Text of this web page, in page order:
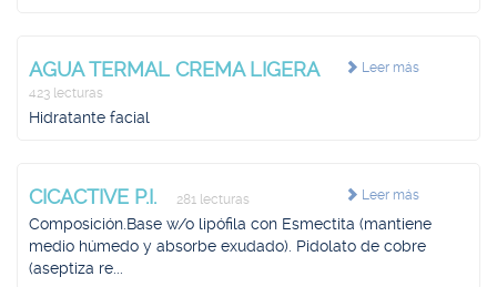
Leer más
AGUA TERMAL CREMA LIGERA
423 lecturas
Hidratante facial
Leer más
CICACTIVE P.I. 281 lecturas
Composición.Base w/o lipófila con Esmectita (mantiene
medio húmedo y absorbe exudado). Pidolato de cobre
(aseptiza re...